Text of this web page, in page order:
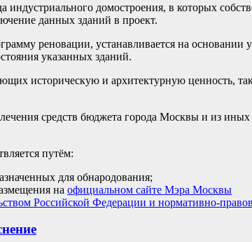
домостроения, в которых
данных зданий в проект.
реновации, устанавливается на основании
указанных зданий.
историческую и архитектурную ценность,
средств бюджета города Москвы и из иных
путём:
для обнародования;
на официальном сайте Мэра Москвы
Российской Федерации и нормативно-